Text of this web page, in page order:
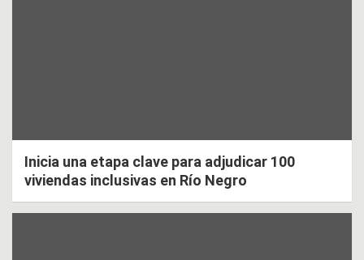
Inicia una etapa clave para adjudicar 100
viviendas inclusivas en Río Negro